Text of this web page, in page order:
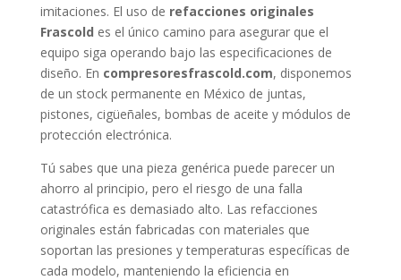
imitaciones. El uso de refacciones originales
Frascold es el único camino para asegurar que el
equipo siga operando bajo las especificaciones de
diseño. En compresoresfrascold.com, disponemos
de un stock permanente en México de juntas,
pistones, cigüeñales, bombas de aceite y módulos de
protección electrónica.
Tú sabes que una pieza genérica puede parecer un
ahorro al principio, pero el riesgo de una falla
catastrófica es demasiado alto. Las refacciones
originales están fabricadas con materiales que
soportan las presiones y temperaturas específicas de
cada modelo, manteniendo la eficiencia en